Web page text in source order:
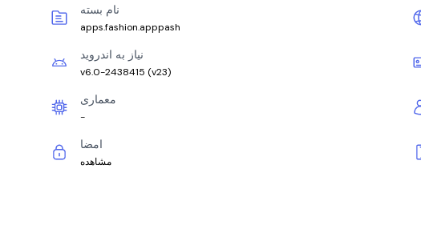
نام بسته
apps.fashion.apppash
نیاز به اندروید
v6.0-2438415 (v23)
معماری
-
امضا
مشاهده